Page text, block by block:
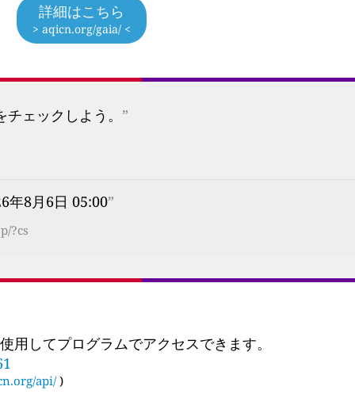
詳細はこちら
> aqicn.org/gaia/ <
ェックしよう。 ”
年8月6日 05:00”
?cs
してプログラムでアクセスできます。
api/ )